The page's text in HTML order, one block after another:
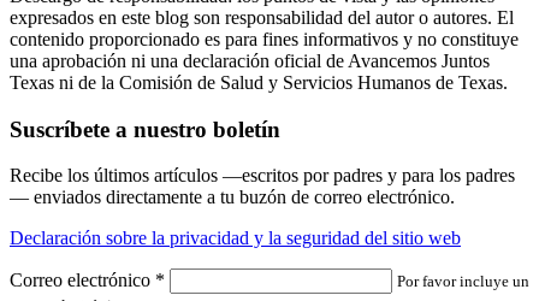
expresados en este blog son responsabilidad del autor o autores. El
contenido proporcionado es para fines informativos y no constituye
una aprobación ni una declaración oficial de Avancemos Juntos
Texas ni de la Comisión de Salud y Servicios Humanos de Texas.
Suscríbete a nuestro boletín
Recibe los últimos artículos —escritos por padres y para los padres
— enviados directamente a tu buzón de correo electrónico.
Declaración sobre la privacidad y la seguridad del sitio web
Correo electrónico *
Por favor incluye un